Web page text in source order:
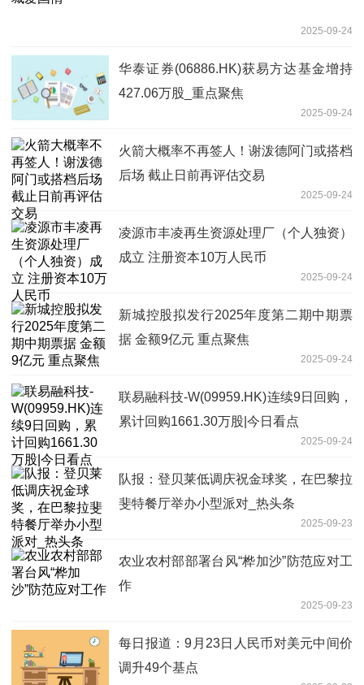
2025-09-24
华泰证券(06886.HK)获易方达基金增持
427.06万股_重点聚焦
2025-09-24
火箭大概率不再签人！谢泼德阿门或搭档
后场 截止日前再评估交易
2025-09-24
凌源市丰凌再生资源处理厂（个人独资）
成立 注册资本10万人民币
2025-09-24
新城控股拟发行2025年度第二期中期票
据 金额9亿元 重点聚焦
2025-09-24
联易融科技-W(09959.HK)连续9日回购，
累计回购1661.30万股|今日看点
2025-09-24
队报：登贝莱低调庆祝金球奖，在巴黎拉
斐特餐厅举办小型派对_热头条
2025-09-23
农业农村部部署台风“桦加沙”防范应对工
作
2025-09-23
每日报道：9月23日人民币对美元中间价
调升49个基点